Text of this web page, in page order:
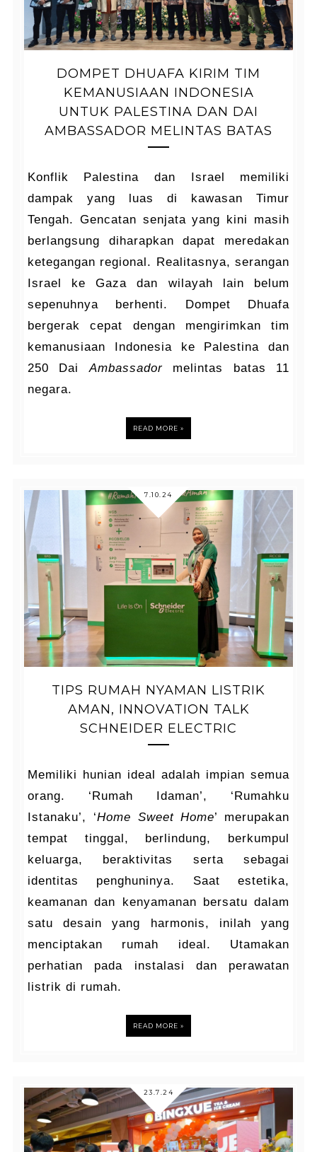
DOMPET DHUAFA KIRIM TIM
KEMANUSIAAN INDONESIA
UNTUK PALESTINA DAN DAI
AMBASSADOR MELINTAS BATAS
Konflik Palestina dan Israel memiliki
dampak yang luas di kawasan Timur
Tengah. Gencatan senjata yang kini masih
berlangsung diharapkan dapat meredakan
ketegangan regional. Realitasnya, serangan
Israel ke Gaza dan wilayah lain belum
sepenuhnya berhenti. Dompet Dhuafa
bergerak cepat dengan mengirimkan tim
kemanusiaan Indonesia ke Palestina dan
250 DaiAmbassadormelintas batas 11
negara.
READ MORE »
7.10.24
TIPS RUMAH NYAMAN LISTRIK
AMAN, INNOVATION TALK
SCHNEIDER ELECTRIC
Memiliki hunian ideal adalah impian semua
orang. ‘Rumah Idaman’, ‘Rumahku
Istanaku’, ‘Home Sweet Home’ merupakan
tempat tinggal, berlindung, berkumpul
keluarga, beraktivitas serta sebagai
identitas penghuninya. Saat estetika,
keamanan dan kenyamanan bersatu dalam
satu desain yang harmonis, inilah yang
menciptakan rumah ideal. Utamakan
perhatian pada instalasi dan perawatan
listrik di rumah.
READ MORE »
23.7.24